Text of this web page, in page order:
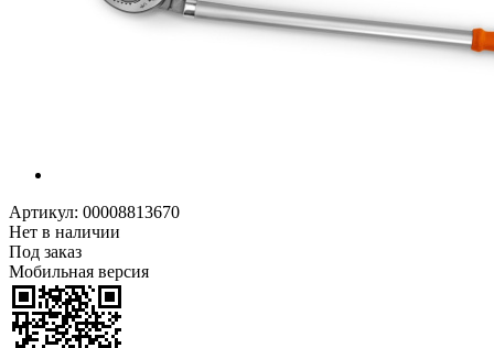
Артикул: 00008813670
Нет в наличии
Под заказ
Мобильная версия